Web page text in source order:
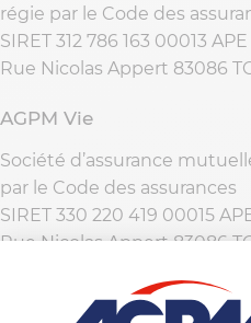
régie par le Code des
SIRET 312 786 163 00013 APE
Rue Nicolas Appert 83086
AGPM Vie
Société d’assurance
par le Code des assurances
SIRET 330 220 419 00015
Rue Nicolas Appert 83086
AGPM Conseil